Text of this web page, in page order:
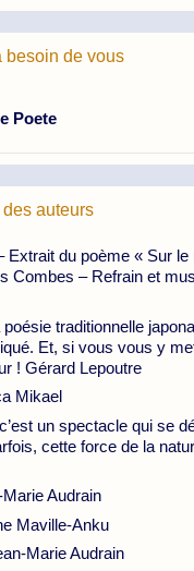
besoin de vous
Poete
des auteurs
du poème « Sur le
Combes – Refrain et
poésie traditionnelle
Et, si vous vous y
! Gérard Lepoutre
Mikael
un spectacle qui se
cette force de la
Audrain
Maville-Anku
Marie Audrain